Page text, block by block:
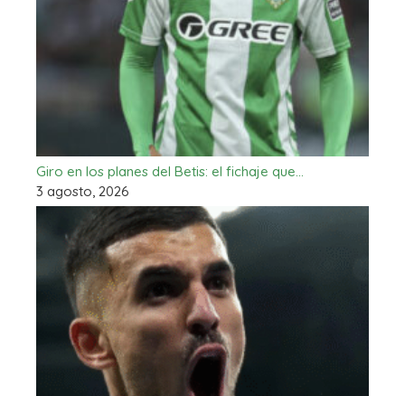
Giro en los planes del Betis: el fichaje que…
3 agosto, 2026